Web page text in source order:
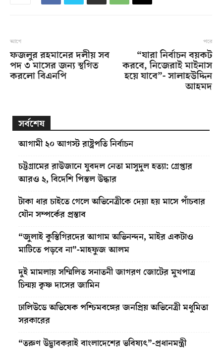
আগে
ফজলুর রহমানের দলীয় সব
পদ ৩ মাসের জন্য স্থগিত
করলো বিএনপি
পরে
“যারা নির্বাচন বয়কট
করবে, নিজেরাই মাইনাস
হয়ে যাবে”- সালাহউদ্দিন
আহমদ
সর্বশেষ
আগামী ২০ আগস্ট রাষ্ট্রপতি নির্বাচন
চট্টগ্রামের রাউজানে যুবদল নেতা মাসুদুল হত্যা: গ্রেপ্তার
আরও ২, বিদেশি পিস্তল উদ্ধার
টাকা ধার চাইতে গেলে অভিনেত্রীকে দেয়া হয় মাসে পাঁচবার
যৌন সম্পর্কের প্রস্তাব
“জুলাই কুস্তিগিরদের আগাম অভিনন্দন, মাইর একটাও
মাটিতে পড়বে না”-মাহফুজ আলম
দুই মামলায় সম্মিলিত সনাতনী জাগরণ জোটের মুখপাত্র
চিন্ময় কৃষ্ণ দাসের জামিন
ঢালিউডে অভিষেক পশ্চিমবঙ্গের জনপ্রিয় অভিনেত্রী মধুমিতা
সরকারের
“তরুণ উদ্ভাবকরাই বাংলাদেশের ভবিষ্যৎ”-প্রধানমন্ত্রী